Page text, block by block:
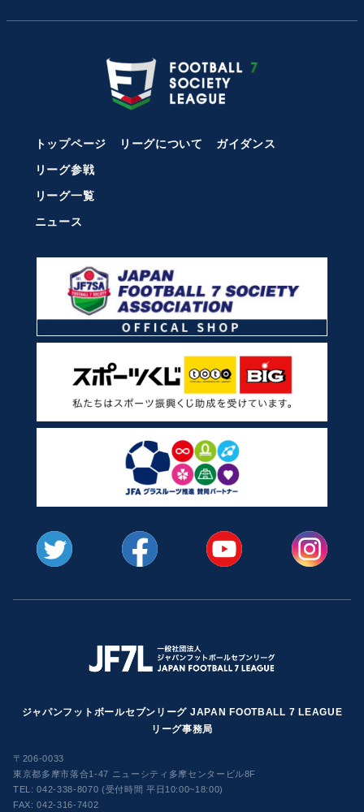
トップページ リーグについて
ガイダンス
リーグ参戦
リーグ一覧
ニュース
ジャパンフットボールセブンリーグ JAPAN FOOTBALL 7 LEAGUE
リーグ事務局
〒206-0033
東京都多摩市落合1-47 ニューシティ多摩センタービル8F
TEL:042-338-8070 (受付時間 平日10:00~18:00)
FAX: 042-316-7402